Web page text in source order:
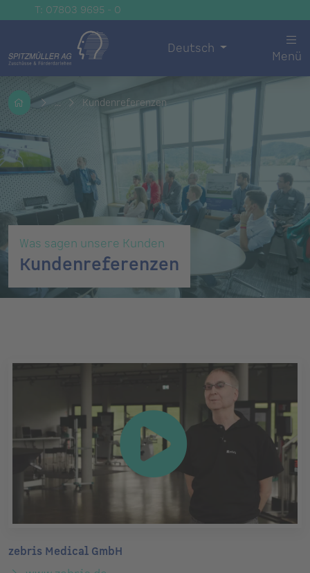
T: 07803 9695 - 0
Deutsch
Menü
... Kundenreferenzen
Was sagen unsere Kunden
Kundenreferenzen
zebris Medical GmbH